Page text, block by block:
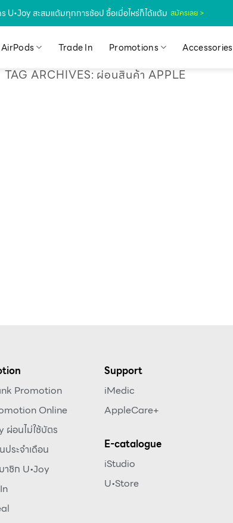
U•Joy สะสมแต้มทุกการช้อป ซื้อเมื่อไหร่ก็ได้แต้ม สมัครเลย >
AirPods Trade In Promotions Accessories
TAG ARCHIVES: ผ่อนสินค้า APPLE
Promotion
Online
ผ่อนไม่ใช้บัตร
ประจำเดือน
าชิก U•Joy
Support
iMedic
AppleCare+
E-catalogue
iStudio
U•Store